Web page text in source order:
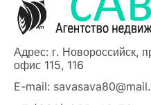
Адрес: г. Новороссийск,
офис 115, 116
E-mail: